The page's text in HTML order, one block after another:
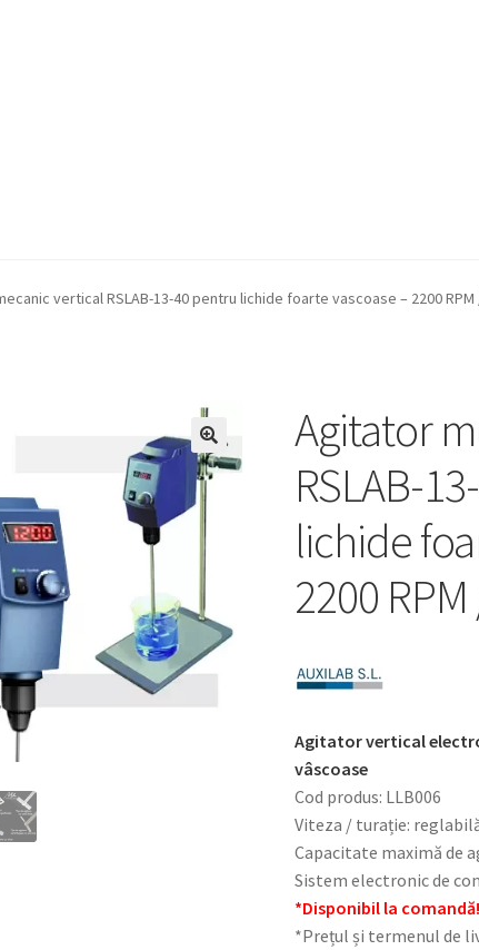
generale Service Contact
vertical RSLAB-13-40 pentru lichide foarte vascoase – 2200 RPM
Agitator
RSLAB-
lichide
2200
Agitator vertical
vâscoase
Cod produs: LLB006
Viteza / turație:
Capacitate maximă de
Sistem electronic de
*Disponibil la comandă!
*Prețul și termenul de